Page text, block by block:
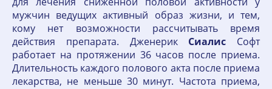
мужчин ведущих активный образ жизни, и тем,
кому нет возможности рассчитывать время
действия препарата. Дженерик Сиалис Софт
работает на протяжении 36 часов после приема.
Длительность каждого полового акта после приема
лекарства, не меньше 30 минут. Частота приема,